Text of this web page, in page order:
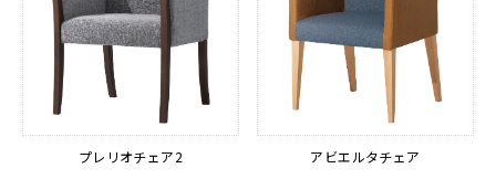
プレリオチェア2 アビエルタチェア